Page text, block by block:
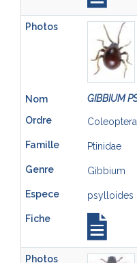
GIBBIUM
Coleoptera
Ptinidae
Gibbium
psylloides